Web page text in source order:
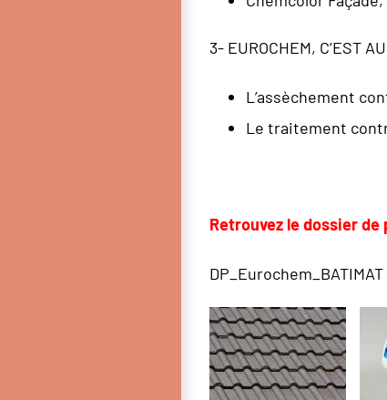
3- EUROCHEM, C’EST
L’assèchement
Le traitement
Retrouvez le dossier
DP_Eurochem_BATIMAT